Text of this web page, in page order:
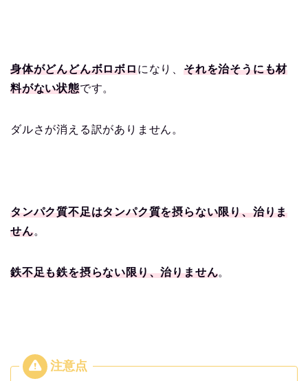
身体がどんどんボロボロになり、それを治そうにも材
料がない状態です。
ダルさが消える訳がありません。
タンパク質不足はタンパク質を摂らない限り、治りま
せん。
鉄不足も鉄を摂らない限り、治りません。